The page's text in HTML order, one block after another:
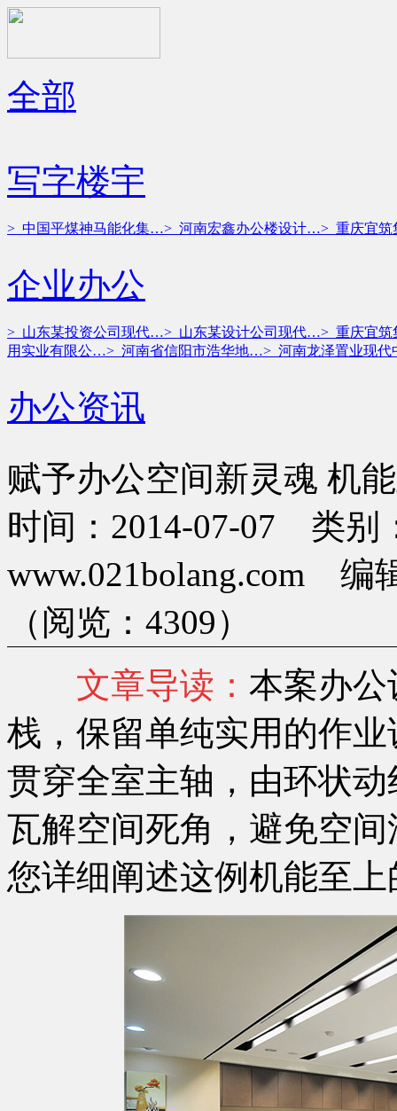
全部
写字楼宇
> 中国平煤神马能化集…> 河南宏鑫办公楼设计…> 重庆宜
企业办公
> 山东某投资公司现代…> 山东某设计公司现代…> 重庆宜
用实业有限公…> 河南省信阳市浩华地…> 河南龙泽置业现
办公资讯
赋予办公空间新灵魂 机
时间：2014-07-07 类
www.021bolang.com 编
（阅览：4309）
文章导读： 本案办
栈，保留单纯实用的作
贯穿全室主轴，由环状
瓦解空间死角，避免空
您详细阐述这例机能至上